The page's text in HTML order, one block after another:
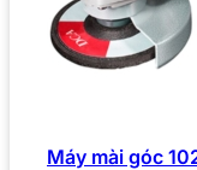
Máy mài góc